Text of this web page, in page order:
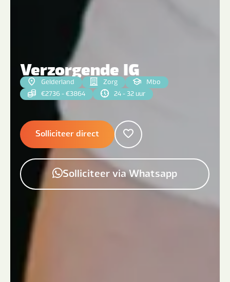
Verzorgende IG
Gelderland Zorg
Mbo
€2736 - €3864
24 - 32 uur
Solliciteer direct
Solliciteer via Whatsapp